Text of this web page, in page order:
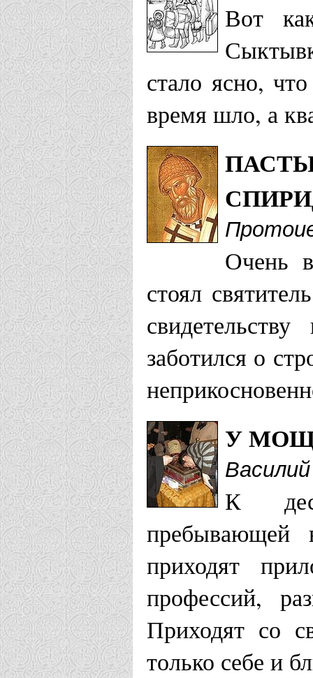
Вот
стало ясно,
время шло, а
Очень
стоял
заботился о
У
К
пребывающей
приходят
профессий,
Приходят со
только себе и